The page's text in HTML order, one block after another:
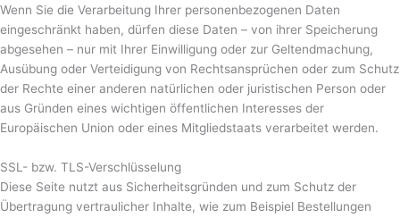
Wenn Sie die Verarbeitung Ihrer personenbezogenen Daten
eingeschränkt haben, dürfen diese Daten – von ihrer Speicherung
abgesehen – nur mit Ihrer Einwilligung oder zur Geltendmachung,
Ausübung oder Verteidigung von Rechtsansprüchen oder zum Schutz
der Rechte einer anderen natürlichen oder juristischen Person oder
aus Gründen eines wichtigen öffentlichen Interesses der
Europäischen Union oder eines Mitgliedstaats verarbeitet werden.
SSL- bzw. TLS-Verschlüsselung
Diese Seite nutzt aus Sicherheitsgründen und zum Schutz der
Übertragung vertraulicher Inhalte, wie zum Beispiel Bestellungen